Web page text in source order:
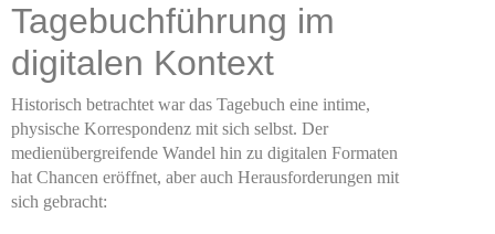
Tagebuchführung im
digitalen Kontext
Historisch betrachtet war das Tagebuch eine intime,
physische Korrespondenz mit sich selbst. Der
medienübergreifende Wandel hin zu digitalen Formaten
hat Chancen eröffnet, aber auch Herausforderungen mit
sich gebracht: